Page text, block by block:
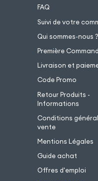
FAQ
Suivi de votre
Qui sommes-nous ?
Première
Livraison et
Code Promo
Retour Produits -
Informations
Conditions
vente
Mentions Légales
Guide achat
Offres d'emploi